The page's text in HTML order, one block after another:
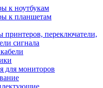
к ноутбукам
к планшетам
принтеров, переключатели,
сигнала
для мониторов